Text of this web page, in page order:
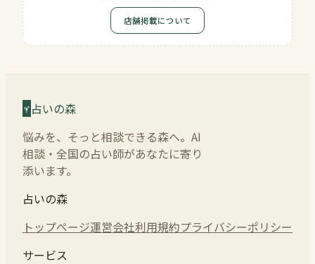
店舗掲載について
占いの森
悩みを、そっと相談できる森へ。AI
相談・全国の占い師があなたに寄り
添います。
占いの森
トップページ運営会社利用規約プライバシーポリシー
サービス